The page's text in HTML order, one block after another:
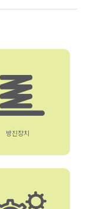
방진장치